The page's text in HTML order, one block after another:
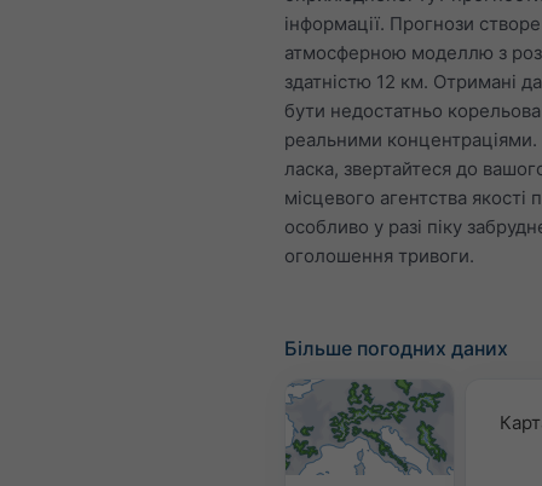
інформації. Прогнози
атмосферною моделлю з
здатністю 12 км. Отримані
бути недостатньо
реальними концентраціями.
ласка, звертайтеся до
місцевого агентства якості
особливо у разі піку
оголошення тривоги.
Більше погодних даних